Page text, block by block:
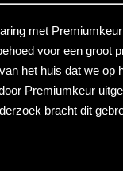
met
voor een groot
het huis dat we op
Premiumkeur
bracht dit